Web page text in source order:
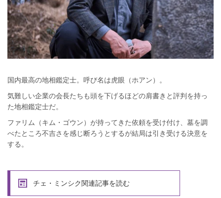
国内最高の地相鑑定士。呼び名は虎眼（ホアン）。
気難しい企業の会長たちも頭を下げるほどの肩書きと評判を持っ
た地相鑑定士だ。
ファリム（キム・ゴウン）が持ってきた依頼を受け付け、墓を調
べたところ不吉さを感じ断ろうとするが結局は引き受ける決意を
する。
チェ・ミンシク関連記事を読む